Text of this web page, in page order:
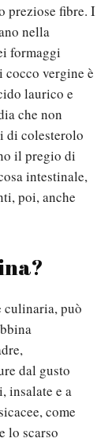
preziose fibre. I
nella
formaggi
vergine è
laurico e
che non
di colesterolo
il pregio di
intestinale,
poi, anche
culinaria, può
dal gusto
insalate e a
come
lo scarso